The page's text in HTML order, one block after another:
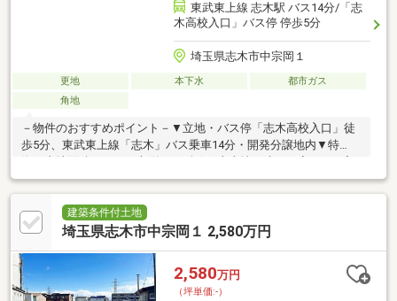
東武東上線 志木駅 バス14分/「志
木高校入口」バス停 停歩5分
埼玉県志木市中宗岡１
更地 本下水
都市ガス
角地
－物件のおすすめポイント－▼立地・バス停「志木高校入口」徒
歩5分、東武東上線「志木」バス乗車14分・開発分譲地内▼特
積率200%・都市ガス・本下水対応エリア・現況は更地です▼周辺
環境・ダイケーストアー 徒歩5分(約350m)・マミーマート上宗岡
店 徒歩6分(約420m)・志木市立宗岡第四小学校 徒歩9分(約
660m)・志木市立宗岡中学校 徒歩9分(約710m)■ ご希望の住まい
気軽にお問い合わせください。
建築条件付土地
埼玉県志木市中宗岡１ 2,580万円
2,580万円
（坪単価:-）